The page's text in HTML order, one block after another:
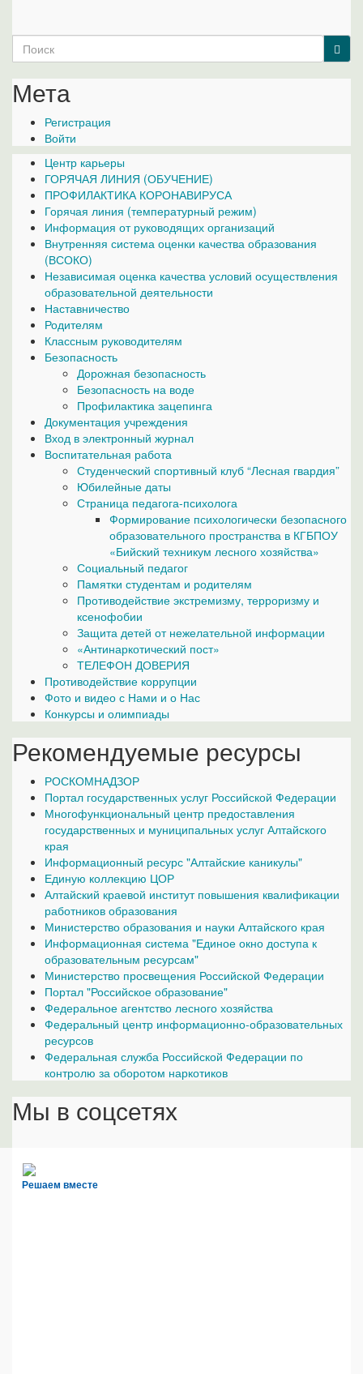
Search
for:
Мета
Регистрация
Войти
Центр карьеры
ГОРЯЧАЯ ЛИНИЯ (ОБУЧЕНИЕ)
ПРОФИЛАКТИКА КОРОНАВИРУСА
Горячая линия (температурный режим)
Информация от руководящих организаций
Внутренняя система оценки качества образования
(ВСОКО)
Независимая оценка качества условий осуществления
образовательной деятельности
Наставничество
Родителям
Классным руководителям
Безопасность
Дорожная безопасность
Безопасность на воде
Профилактика зацепинга
Документация учреждения
Вход в электронный журнал
Воспитательная работа
Студенческий спортивный клуб “Лесная гвардия”
Юбилейные даты
Страница педагога-психолога
Формирование психологически безопасного
образовательного пространства в КГБПОУ
«Бийский техникум лесного хозяйства»
Социальный педагог
Памятки студентам и родителям
Противодействие экстремизму, терроризму и
ксенофобии
Защита детей от нежелательной информации
«Антинаркотический пост»
ТЕЛЕФОН ДОВЕРИЯ
Противодействие коррупции
Фото и видео с Нами и о Нас
Конкурсы и олимпиады
Рекомендуемые ресурсы
РОСКОМНАДЗОР
Портал государственных услуг Российской Федерации
Многофункциональный центр предоставления
государственных и муниципальных услуг Алтайского
края
Информационный ресурс "Алтайские каникулы"
Единую коллекцию ЦОР
Алтайский краевой институт повышения квалификации
работников образования
Министерство образования и науки Алтайского края
Информационная система "Единое окно доступа к
образовательным ресурсам"
Министерство просвещения Российской Федерации
Портал "Российское образование"
Федеральное агентство лесного хозяйства
Федеральный центр информационно-образовательных
ресурсов
Федеральная служба Российской Федерации по
контролю за оборотом наркотиков
Мы в соцсетях
Решаем вместе